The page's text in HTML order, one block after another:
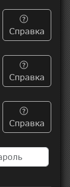
Справка
Справка
Справка